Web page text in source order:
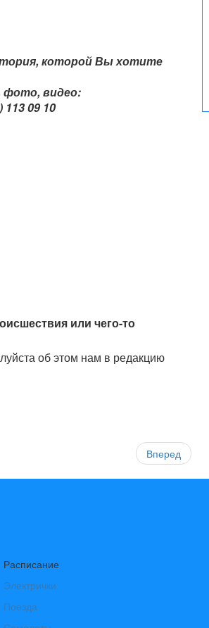
которой Вы хотите
фото, видео:
113 09 10
или чего-то
об этом нам в редакцию
Вперед
Расписание
Электрички
Поезда